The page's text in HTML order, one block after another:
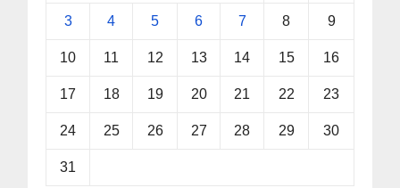
3 4 5 6 7 8 9
10 11 12 13 14 15 16
17 18 19 20 21 22 23
24 25 26 27 28 29 30
31